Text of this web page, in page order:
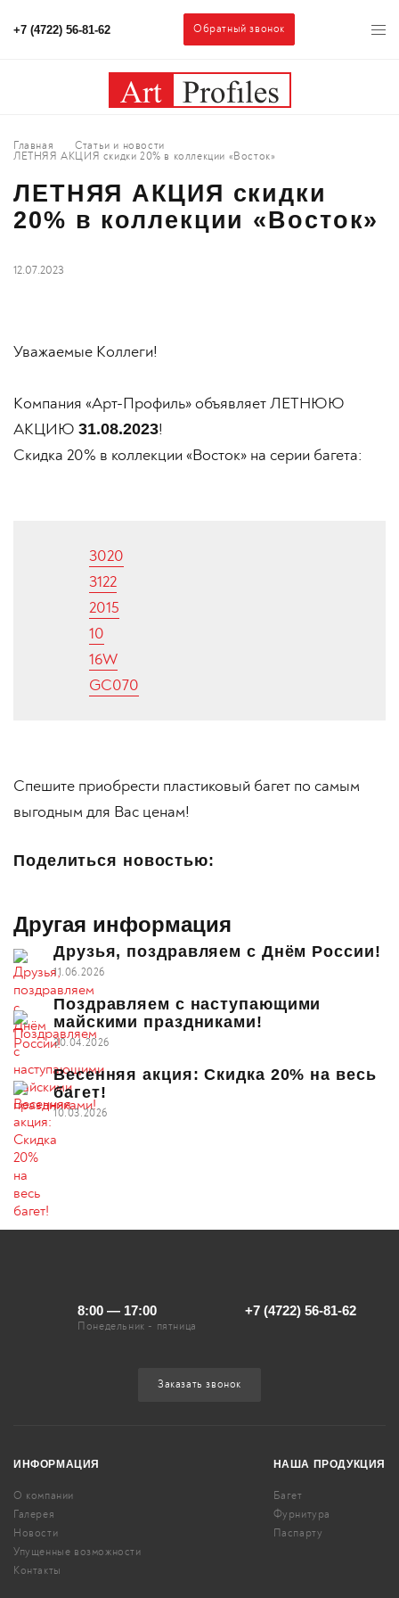
+7 (4722) 56-81-62 Обратный звонок
Главная
Статьи и новости
ЛЕТНЯЯ АКЦИЯ скидки 20% в коллекции «Восток»
ЛЕТНЯЯ АКЦИЯ скидки
20% в коллекции «Восток»
12.07.2023
Уважаемые Коллеги!
Компания «Арт-Профиль» объявляет ЛЕТНЮЮ
АКЦИЮ 31.08.2023!
Скидка 20% в коллекции «Восток» на серии багета:
3020
3122
2015
10
16W
GC070
Спешите приобрести пластиковый багет по самым
выгодным для Вас ценам!
Поделиться новостью:
Другая информация
Друзья, поздравляем с Днём России!
11.06.2026
Поздравляем с наступающими
майскими праздниками!
30.04.2026
Весенняя акция: Скидка 20% на весь
багет!
10.03.2026
8:00 — 17:00
Понедельник - пятница
+7 (4722) 56-81-62
Заказать звонок
ИНФОРМАЦИЯ
О компании
Галерея
Новости
Упущенные возможности
Контакты
НАША ПРОДУКЦИЯ
Багет
Фурнитура
Паспарту